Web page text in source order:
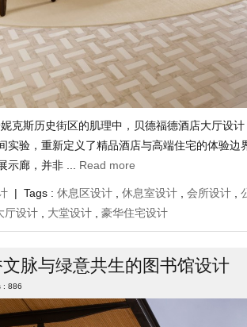
克斯历史街区的肌理中，贝德福德酒店大厅设
实验，重新定义了精品酒店与高端住宅的体验边
示廊，并非 ... Read more
| Tags : 休息区设计 休息室设计 会所设计
厅设计 大堂设计 豪华住宅设计
脉与绿意共生的图书馆设计
: 886